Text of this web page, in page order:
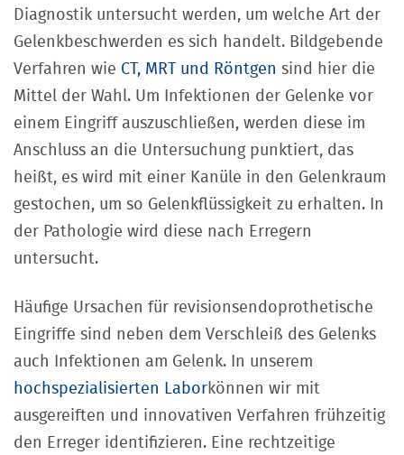
Diagnostik untersucht werden, um welche Art der
Gelenkbeschwerden es sich handelt. Bildgebende
Verfahren wie CT, MRT und Röntgen sind hier die
Mittel der Wahl. Um Infektionen der Gelenke vor
einem Eingriff auszuschließen, werden diese im
Anschluss an die Untersuchung punktiert, das
heißt, es wird mit einer Kanüle in den Gelenkraum
gestochen, um so Gelenkflüssigkeit zu erhalten. In
der Pathologie wird diese nach Erregern
untersucht.
Häufige Ursachen für revisionsendoprothetische
Eingriffe sind neben dem Verschleiß des Gelenks
auch Infektionen am Gelenk. In unserem
hochspezialisierten Laborkönnen wir mit
ausgereiften und innovativen Verfahren frühzeitig
den Erreger identifizieren. Eine rechtzeitige